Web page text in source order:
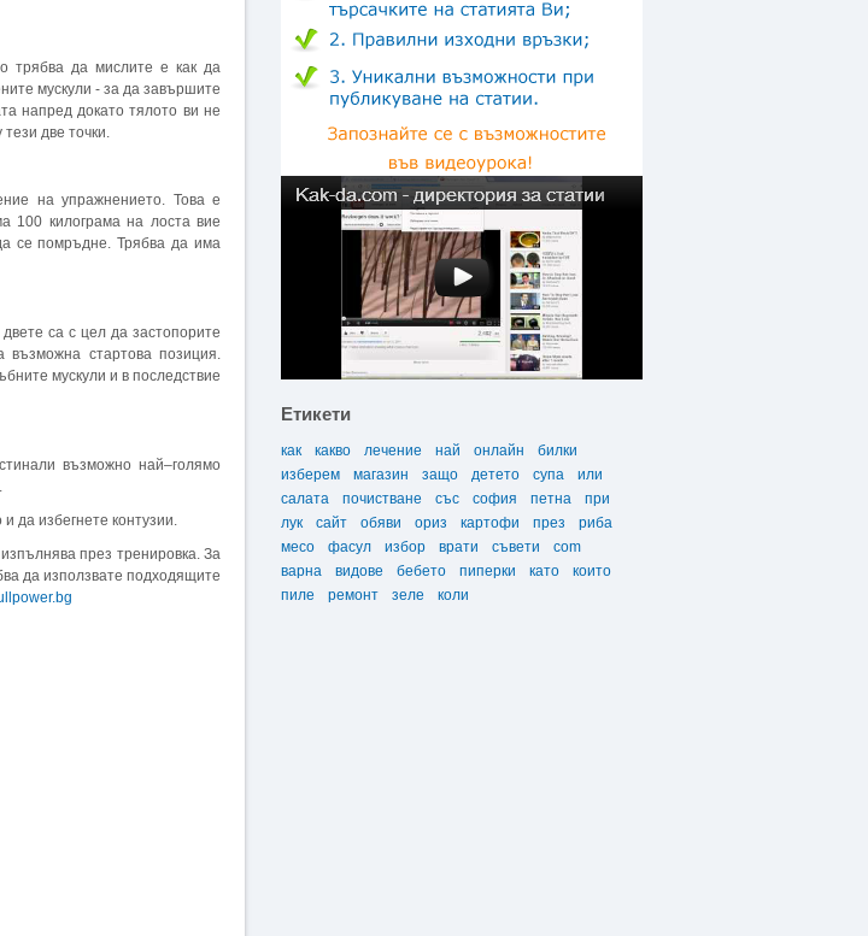
трябва да мислите е как да
мускули - за да завършите
напред докато тялото ви не
две точки.
на упражнението. Това е
100 килограма на лоста вие
се помръдне. Трябва да има
са с цел да застопорите
стартова позиция.
мускули и в последствие
възможно най–голямо
да избегнете контузии.
през тренировка. За
да използвате подходящите
Етикети
как какво лечение най онлайн
билки
изберем
магазин защо детето супа
или
салата
почистване със софия петна
при
лук
сайт обяви ориз картофи през
риба
месо
фасул избор врати съвети
com
варна
видове бебето пиперки като
които
пиле
ремонт зеле коли